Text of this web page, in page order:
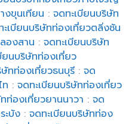
งขุนเทียน :จดทะเบียนบริษัท
ะเบียนบริษัทท่องเที่ยวตลิ่งชัน
องสาน :จดทะเบียนบริษัท
ยนบริษัทท่องเที่ยว
ทท่องเที่ยวธนบุรี :จด
:จดทะเบียนบริษัทท่องเที่ยว
ท่องเที่ยวยานนาวา :จด
ะบัง :จดทะเบียนบริษัทท่อง